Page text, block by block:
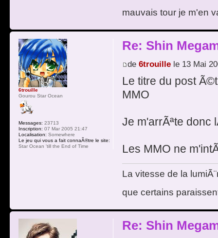
mauvais tour je m'en
Re: Shin
de 6trouillele 13 Mai
Le titre du post
MMO
Je m'arrÃªte
Les MMO ne
La vitesse de la
que certains
6trouille
Gourou Star Ocean
Messages: 23713
Inscription: 07 Mar 2005 21:47
Localisation: Somewhere
Le jeu qui vous a fait connaÃ®tre le site:
Star Ocean 'till the End of Time
Re: Shin